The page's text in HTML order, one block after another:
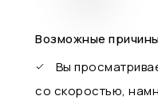
Возможные
Вы
со скоростью,